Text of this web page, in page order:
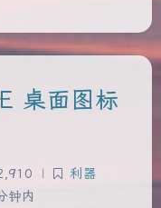
桌面图标
|
利器
钟内